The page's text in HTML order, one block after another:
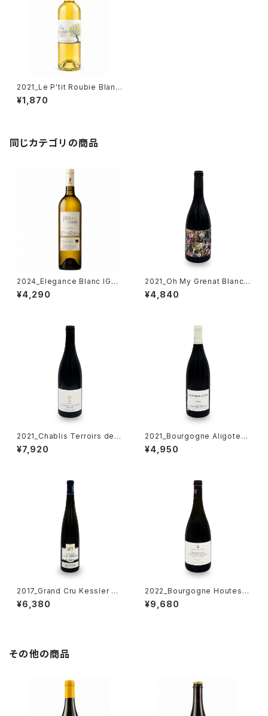
2021_Le P'tit Roubie Blanc
【Petit Roubie】750ml
¥1,870
同じカテゴリの商品
2024_Elegance Blanc IGP
Pays d'Oc【Domaine La Ja
sse d'Isnard】750ml
¥4,290
2021_Oh My Grenat Blanc
【Mas BECHA】750ml
¥4,840
2021_Chablis Terroirs de B
eru【Ch.de Beru】750ml
¥7,920
2021_Bourgogne Aligote【S
ebastien Magnien】750ml
¥4,950
2017_Grand Cru Kessler Pi
not Gris【D/Schlumberger】
750ml
¥6,380
2022_Bourgogne Houtes C
otes de Beaune Blanc【Th
omas Collardot】750ml
¥9,680
その他の商品